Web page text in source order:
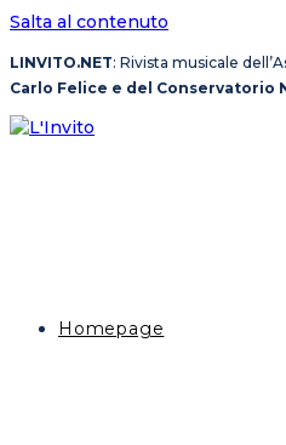
Salta al contenuto
LINVITO.NET: Rivista musicale
Carlo Felice e del Conservatorio
Homepage